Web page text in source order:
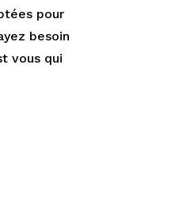
pour
besoin
vous qui